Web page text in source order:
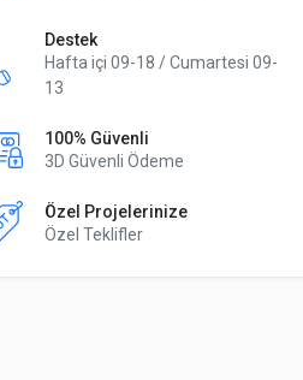
Destek
Hafta içi 09-18 / Cumartesi 09-
13
100% Güvenli
3D Güvenli Ödeme
Özel Projelerinize
Özel Teklifler